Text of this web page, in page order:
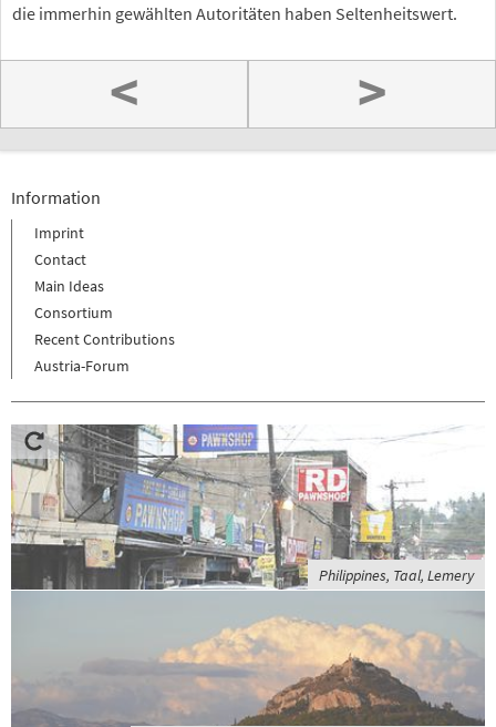
die immerhin gewählten Autoritäten haben Seltenheitswert.
< >
Information
Imprint
Contact
Main Ideas
Consortium
Recent Contributions
Austria-Forum
Philippines, Taal, Lemery